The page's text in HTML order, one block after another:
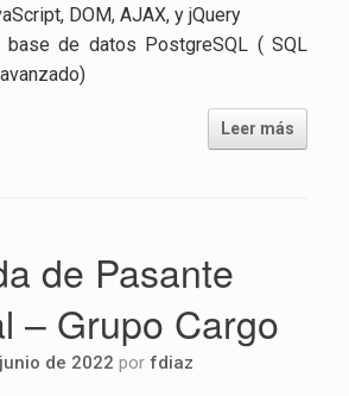
DOM, AJAX, y jQuery
base de datos PostgreSQL ( SQL
Leer más
de Pasante
– Grupo Cargo
de 2022 por fdiaz